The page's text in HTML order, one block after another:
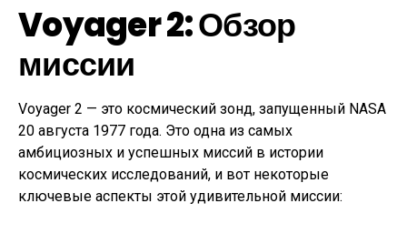
Voyager 2: Обзор
миссии
Voyager 2 — это космический зонд, запущенный NASA
20 августа 1977 года. Это одна из самых
амбициозных и успешных миссий в истории
космических исследований, и вот некоторые
ключевые аспекты этой удивительной миссии: